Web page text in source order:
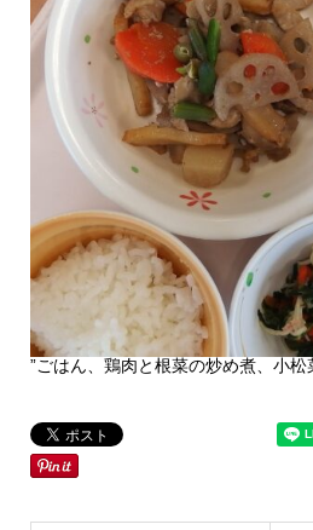
”ごはん、鶏肉と根菜の炒め煮、小